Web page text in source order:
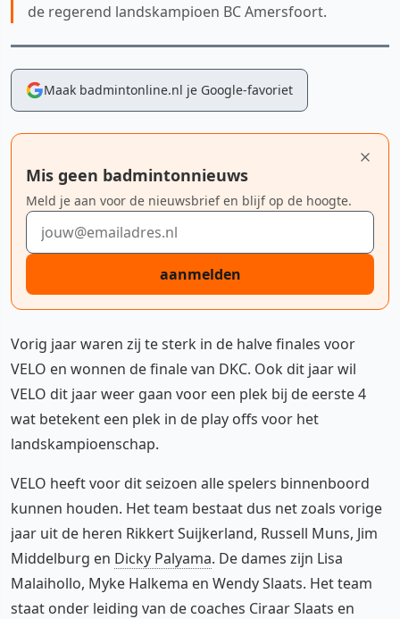
de regerend landskampioen BC Amersfoort.
Maak badmintonline.nl je Google-favoriet
Mis geen badmintonnieuws
Meld je aan voor de nieuwsbrief en blijf op de hoogte.
E-mailadres
aanmelden
Vorig jaar waren zij te sterk in de halve finales voor
VELO en wonnen de finale van DKC. Ook dit jaar wil
VELO dit jaar weer gaan voor een plek bij de eerste 4
wat betekent een plek in de play offs voor het
landskampioenschap.
VELO heeft voor dit seizoen alle spelers binnenboord
kunnen houden. Het team bestaat dus net zoals vorige
jaar uit de heren Rikkert Suijkerland, Russell Muns, Jim
Middelburg en Dicky Palyama. De dames zijn Lisa
Malaihollo, Myke Halkema en Wendy Slaats. Het team
staat onder leiding van de coaches Ciraar Slaats en